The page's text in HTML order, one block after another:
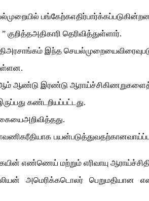
தெரிவித்துள்ளார்.
இந்த
ஆண்டு இரண்டு
கண்டறியப்பட்டது.
எண்ணெய் மற்றும் எரிவாயு
அமெரிக்கடொலர் பெறுமதியான